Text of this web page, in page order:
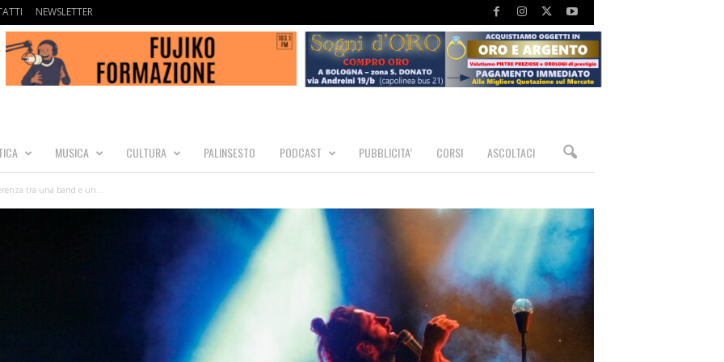
NEWSLETTER
MUSICA CULTURA PALINSESTO PODCAST PUBBLICITA’ CORSI ASCOLTACI
tra una band e un...